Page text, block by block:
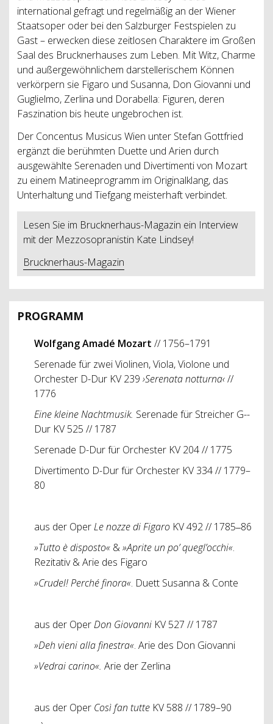
international gefragt und regelmäßig an der Wiener
Staatsoper oder bei den Salzburger Festspielen zu
Gast – erwecken diese zeitlosen Charaktere im Großen
Saal des Brucknerhauses zum Leben. Mit Witz, Charme
und außergewöhnlichem darstellerischem Können
verkörpern sie Figaro und Susanna, Don Giovanni und
Guglielmo, Zerlina und Dorabella: Figuren, deren
Faszination bis heute ungebrochen ist.
Der Concentus Musicus Wien unter Stefan Gottfried
ergänzt die berühmten Duette und Arien durch
ausgewählte Serenaden und Divertimenti von Mozart
zu einem Matineeprogramm im Originalklang, das
Unterhaltung und Tiefgang meisterhaft verbindet.
Lesen Sie im Brucknerhaus-Magazin ein Interview
mit der Mezzosopranistin Kate Lindsey!
Brucknerhaus-Magazin
PROGRAMM
Wolfgang Amadé Mozart // 1756–1791
Serenade für zwei Violinen, Viola, Violone und
Orchester D-Dur KV 239 ›Serenata notturna‹//
1776
Eine kleine Nachtmusik. Serenade für Streicher G-­
Dur KV 525 // 1787
Serenade D-Dur für Orchester KV 204 // 1775
Divertimento D-Dur für Orchester KV 334 // 1779–
80
aus der OperLe nozze di Figaro KV 492 // 1785‒86
»Tutto è disposto« &»Aprite un po’ quegl’occhi«.
Rezitativ & Arie des Figaro
»Crudel! Perché finora«. Duett Susanna & Conte
aus der OperDon Giovanni KV 527 // 1787
»Deh vieni alla finestra«. Arie des Don Giovanni
»Vedrai carino«. Arie der Zerlina
aus der Oper Così fan tutte KV 588 // 1789–90